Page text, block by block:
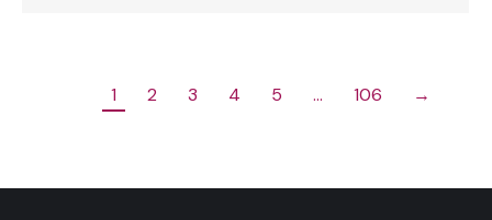
1 2 3 4 5 … 106 →